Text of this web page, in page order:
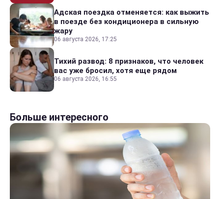
Адская поездка отменяется: как выжить
в поезде без кондиционера в сильную
жару
06 августа 2026, 17:25
Тихий развод: 8 признаков, что человек
вас уже бросил, хотя еще рядом
06 августа 2026, 16:55
Больше интересного